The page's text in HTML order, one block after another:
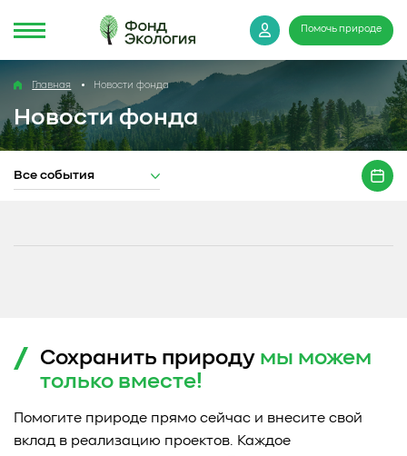
Помочь природе
Главная Новости фонда
Новости фонда
Все события
Сохранить природу мы можем
только вместе!
Помогите природе прямо сейчас и внесите свой
вклад в реализацию проектов. Каждое